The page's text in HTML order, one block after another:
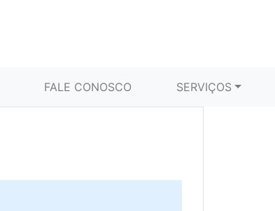
FALE CONOSCO SERVIÇOS